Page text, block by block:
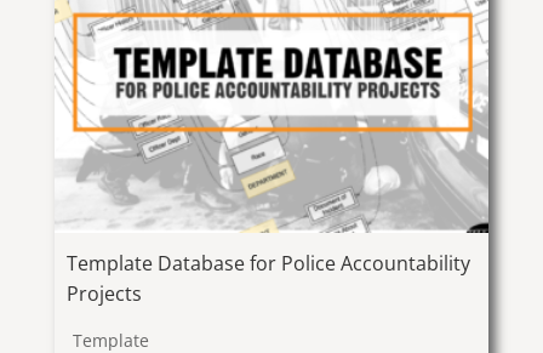
Template Database for Police Accountability
Projects
Template